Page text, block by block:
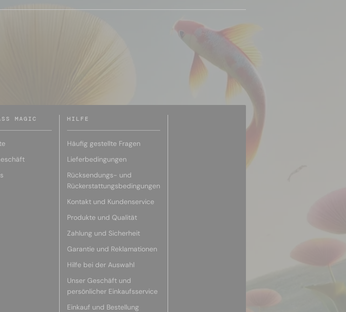
MAGIC HILFE
Häufig gestellte Fragen
Lieferbedingungen
Rücksendungs- und
Rückerstattungsbedingungen
Kontakt und Kundenservice
Produkte und Qualität
Zahlung und Sicherheit
Garantie und Reklamationen
Hilfe bei der Auswahl
Unser Geschäft und
persönlicher Einkaufsservice
Einkauf und Bestellung